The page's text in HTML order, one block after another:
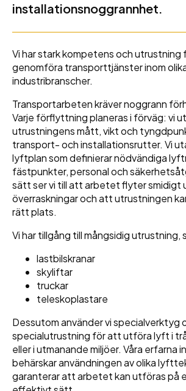
installationsnoggrannhet.
Vi har stark kompetens och utrustning
genomföra transporttjänster inom
industribranscher.
Transportarbeten kräver noggrann
Varje förflyttning planeras i förväg: vi
utrustningens mått, vikt och
transport- och installationsrutter. Vi
lyftplan som definierar nödvändiga
fästpunkter, personal och
sätt ser vi till att arbetet flyter smidigt
överraskningar och att utrustningen
rätt plats.
Vi har tillgång till mångsidig utrustning,
lastbilskranar
skyliftar
truckar
teleskoplastare
Dessutom använder vi specialverktyg
specialutrustning för att utföra lyft i
eller i utmanande miljöer. Våra erfarna
behärskar användningen av olika
garanterar att arbetet kan utföras på